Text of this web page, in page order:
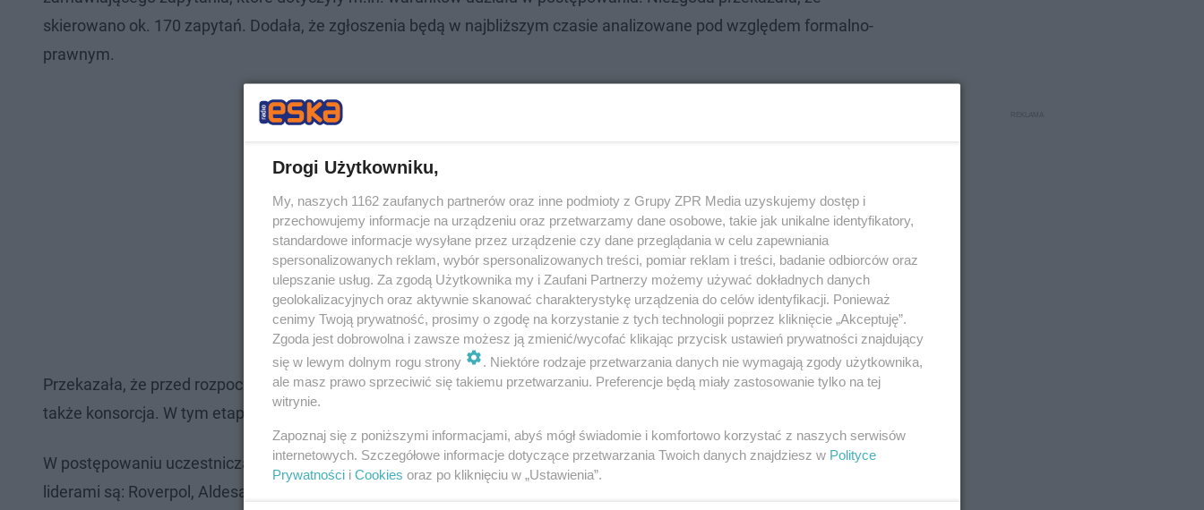
skierowano ok. 170 zapytań. Dodała, że zgłoszenia będą w najbliższym czasie analizowane pod względem formalno-
prawnym.
Przekazała, że przed rozpoczęciem drugiego etapu, który niebawem zostanie ogłoszony, zgłosiło się 14 firm, w tym
także konsorcja. W tym etapie wybrane spółki przedstawią szczegółowe propozycje cenowe.
W postępowaniu uczestniczą firmy: Torpol, Gülermak Polska, PORR, Strabag i Budimex oraz konsorcja, których
liderami są: Roverpol, Aldesa, NDI, Przedsiębiorstwo Usług Technicznych Intercor, Balzola, Unibep, Polimex
Drogi Użytkowniku,
My, naszych 1162 zaufanych partnerów oraz inne podmioty z Grupy ZPR Media uzyskujemy dostęp i
przechowujemy informacje na urządzeniu oraz przetwarzamy dane osobowe, takie jak unikalne identyfikatory,
standardowe informacje wysyłane przez urządzenie czy dane przeglądania w celu zapewniania
spersonalizowanych reklam, wybór spersonalizowanych treści, pomiar reklam i treści, badanie odbiorców oraz
ulepszanie usług. Za zgodą Użytkownika my i Zaufani Partnerzy możemy używać dokładnych danych
geolokalizacyjnych oraz aktywnie skanować charakterystykę urządzenia do celów identyfikacji. Ponieważ
cenimy Twoją prywatność, prosimy o zgodę na korzystanie z tych technologii poprzez kliknięcie „Akceptuję”.
Zgoda jest dobrowolna i zawsze możesz ją zmienić/wycofać klikając przycisk ustawień prywatności znajdujący
się w lewym dolnym rogu strony
. Niektóre rodzaje przetwarzania danych nie wymagają zgody użytkownika,
ale masz prawo sprzeciwić się takiemu przetwarzaniu. Preferencje będą miały zastosowanie tylko na tej
witrynie.
Zapoznaj się z poniższymi informacjami, abyś mógł świadomie i komfortowo korzystać z naszych serwisów
internetowych. Szczegółowe informacje dotyczące przetwarzania Twoich danych znajdziesz w Polityce
Prywatności i Cookies oraz po kliknięciu w „Ustawienia”.